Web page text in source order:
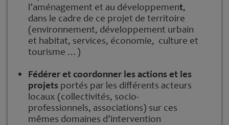
l’aménagement et au développement,
dans le cadre de ce projet de territoire
(environnement, développement urbain
et habitat, services, économie, culture et
tourisme …)
Fédérer et coordonner les actions et les
projets portés par les différents acteurs
locaux (collectivités, socio-
professionnels, associations) sur ces
mêmes domaines d’intervention